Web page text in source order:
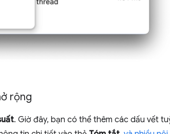
rộng
. Giờ đây, bạn có thể thêm các dấu vết